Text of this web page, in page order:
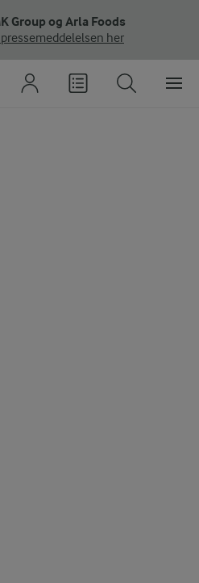
Group og Arla Foods
her